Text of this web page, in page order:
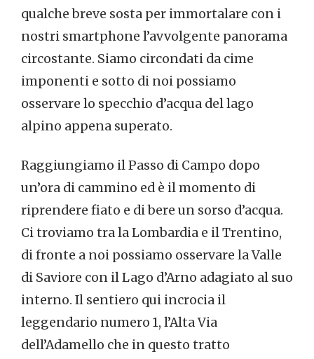
qualche breve sosta per immortalare con i
nostri smartphone l’avvolgente panorama
circostante. Siamo circondati da cime
imponenti e sotto di noi possiamo
osservare lo specchio d’acqua del lago
alpino appena superato.
Raggiungiamo il Passo di Campo dopo
un’ora di cammino ed è il momento di
riprendere fiato e di bere un sorso d’acqua.
Ci troviamo tra la Lombardia e il Trentino,
di fronte a noi possiamo osservare la Valle
di Saviore con il Lago d’Arno adagiato al suo
interno. Il sentiero qui incrocia il
leggendario numero 1, l’Alta Via
dell’Adamello che in questo tratto